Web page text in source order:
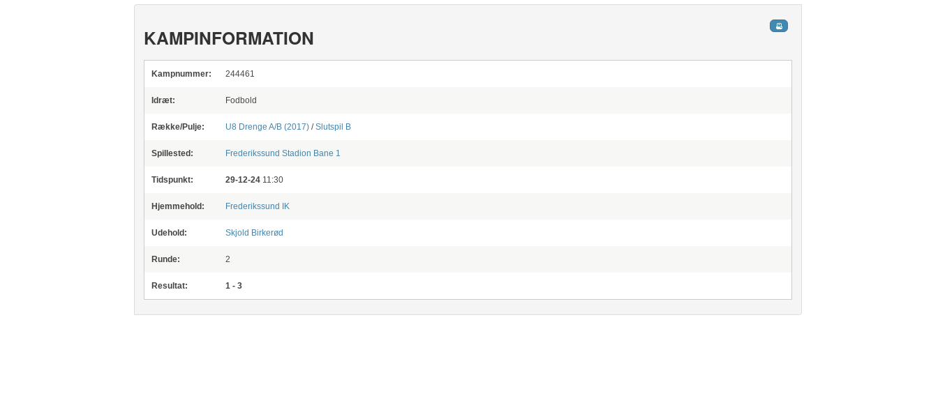
KAMPINFORMATION
Kampnummer: 244461
Idræt: Fodbold
Række/Pulje: U8 Drenge A/B (2017) /Slutspil B
Spillested: Frederikssund Stadion Bane 1
Tidspunkt: 29-12-24 11:30
Hjemmehold: Frederikssund IK
Udehold: Skjold Birkerød
Runde: 2
Resultat: 1 - 3